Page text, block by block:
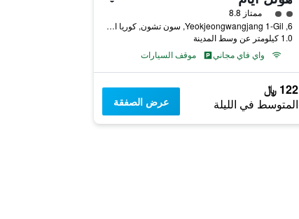
تقييم فئة 2
ممتاز 8.8
6, Yeokjeongwangjang 1-Gil, سون تشون, كوريا الجنوبية
1.0 كيلومتر عن وسط المدينة
واي فاي مجاني
موقف السيارات
122 ﷼
المتوسط في الليلة عرض الصفقة